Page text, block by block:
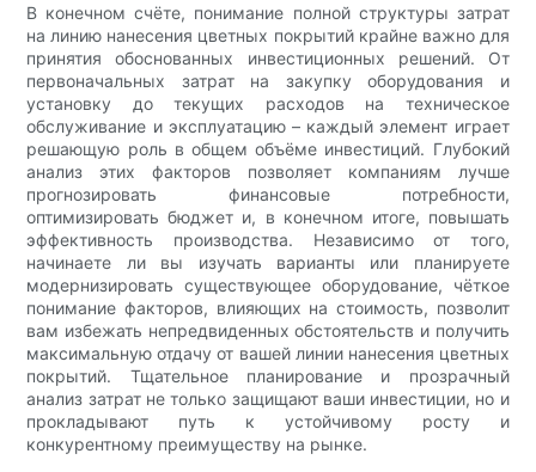
В конечном счёте, понимание полной структуры затрат
на линию нанесения цветных покрытий крайне важно для
принятия обоснованных инвестиционных решений. От
первоначальных затрат на закупку оборудования и
установку до текущих расходов на техническое
обслуживание и эксплуатацию – каждый элемент играет
решающую роль в общем объёме инвестиций. Глубокий
анализ этих факторов позволяет компаниям лучше
прогнозировать финансовые потребности,
оптимизировать бюджет и, в конечном итоге, повышать
эффективность производства. Независимо от того,
начинаете ли вы изучать варианты или планируете
модернизировать существующее оборудование, чёткое
понимание факторов, влияющих на стоимость, позволит
вам избежать непредвиденных обстоятельств и получить
максимальную отдачу от вашей линии нанесения цветных
покрытий. Тщательное планирование и прозрачный
анализ затрат не только защищают ваши инвестиции, но и
прокладывают путь к устойчивому росту и
конкурентному преимуществу на рынке.